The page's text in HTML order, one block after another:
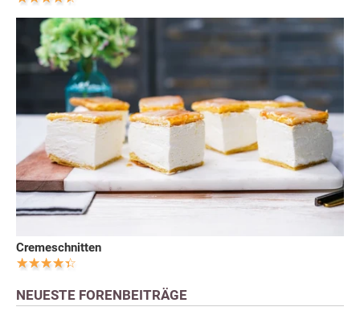
Cremeschnitten
NEUESTE FORENBEITRÄGE